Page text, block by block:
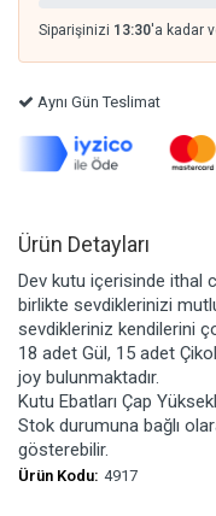
Siparişinizi 13:30'a kadar
Aynı Gün Teslimat
Ürün Detayları
Dev kutu içerisinde ithal
birlikte sevdiklerinizi
sevdikleriniz kendilerini
18 adet Gül, 15 adet
joy bulunmaktadır.
Kutu Ebatları Çap
Stok durumuna bağlı
gösterebilir.
Ürün Kodu: 4917